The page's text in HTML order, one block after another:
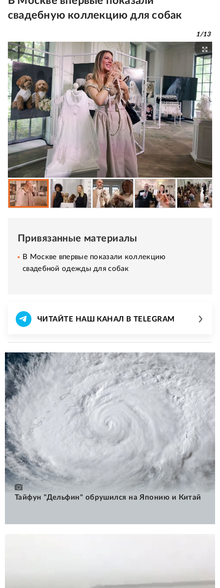
свадебную коллекцию для собак
1/13
Привязанные материалы
В Москве впервые показали коллекцию
свадебной одежды для собак
ЧИТАЙТЕ НАШ КАНАЛ В TELEGRAM
Тайфун "Дельфин" обрушился на Японию и Китай